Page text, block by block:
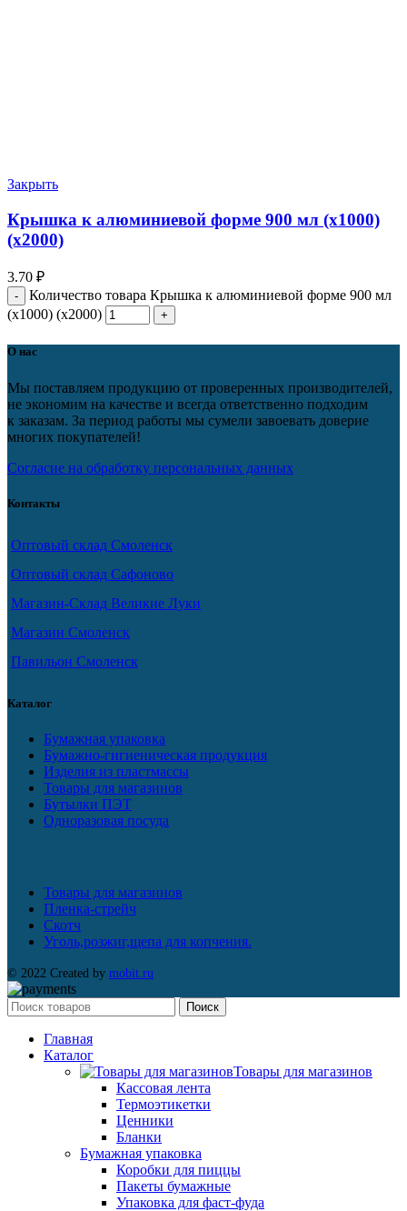
Закрыть
Крышка к алюминиевой форме 900 мл (х1000)
(х2000)
3.70 ₽
Количество товара Крышка к алюминиевой форме 900 мл
(х1000) (х2000)
О нас
Мы поставляем продукцию от проверенных производителей,
не экономим на качестве и всегда ответственно подходим
к заказам. За период работы мы сумели завоевать доверие
многих покупателей!
Согласие на обработку персональных данных
Контакты
Оптовый склад Смоленск
Оптовый склад Сафоново
Магазин-Склад Великие Луки
Магазин Смоленск
Павильон Смоленск
Каталог
Бумажная упаковка
Бумажно-гигиеническая продукция
Изделия из пластмассы
Товары для магазинов
Бутылки ПЭТ
Одноразовая посуда
Товары для магазинов
Пленка-стрейч
Скотч
Уголь,розжиг,щепа для копчения.
© 2022 Created by mobit.ru
Поиск
Главная
Каталог
Товары для магазинов
Кассовая лента
Термоэтикетки
Ценники
Бланки
Бумажная упаковка
Коробки для пиццы
Пакеты бумажные
Упаковка для фаст-фуда